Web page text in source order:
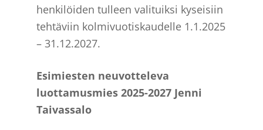
henkilöiden tulleen valituiksi kyseisiin
tehtäviin kolmivuotiskaudelle 1.1.2025
– 31.12.2027.
Esimiesten neuvotteleva
luottamusmies 2025-2027 Jenni
Taivassalo